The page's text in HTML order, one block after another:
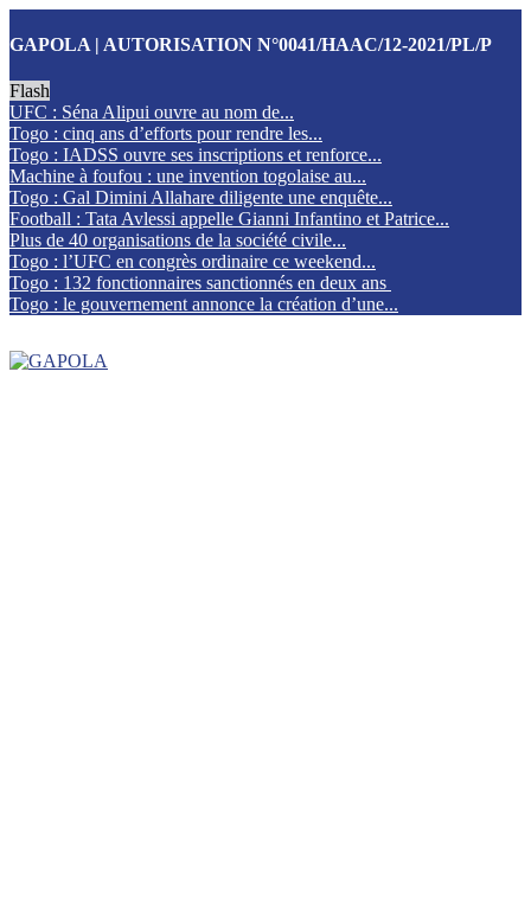
GAPOLA | AUTORISATION N°0041/HAAC/12-2021/PL/P
Flash
UFC : Séna Alipui ouvre au nom de...
Togo : cinq ans d’efforts pour rendre les...
Togo : IADSS ouvre ses inscriptions et renforce...
Machine à foufou : une invention togolaise au...
Togo : Gal Dimini Allahare diligente une enquête...
Football : Tata Avlessi appelle Gianni Infantino et Patrice...
Plus de 40 organisations de la société civile...
Togo : l’UFC en congrès ordinaire ce weekend...
Togo : 132 fonctionnaires sanctionnés en deux ans
Togo : le gouvernement annonce la création d’une...